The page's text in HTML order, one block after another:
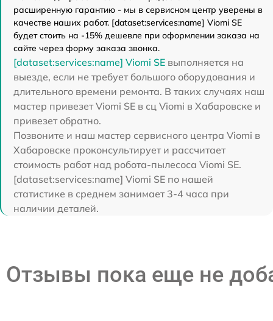
расширенную гарантию - мы в сервисном центр уверены в
качестве наших работ. [dataset:services:name] Viomi SE
будет стоить на -15% дешевле при оформлении заказа на
сайте через форму заказа звонка.
[dataset:services:name] Viomi SE выполняется на
выезде, если не требует большого оборудования и
длительного времени ремонта. В таких случаях наш
мастер привезет Viomi SE в сц Viomi в Хабаровске и
привезет обратно.
Позвоните и наш мастер сервисного центра Viomi в
Хабаровске проконсультирует и рассчитает
стоимость работ над робота-пылесоса Viomi SE.
[dataset:services:name] Viomi SE по нашей
статистике в среднем занимает 3-4 часа при
наличии деталей.
Отзывы пока еще не